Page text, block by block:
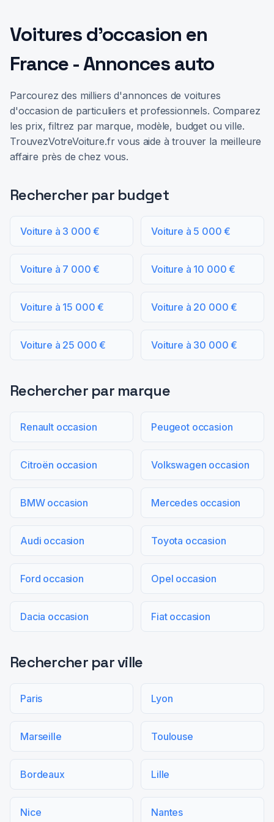
Voitures d'occasion en
France - Annonces auto
Parcourez des milliers d'annonces de voitures
d'occasion de particuliers et professionnels. Comparez
les prix, filtrez par marque, modèle, budget ou ville.
TrouvezVotreVoiture.fr vous aide à trouver la meilleure
affaire près de chez vous.
Rechercher par budget
Voiture à 3 000 € Voiture à 5 000 €
Voiture à 7 000 € Voiture à 10 000 €
Voiture à 15 000 € Voiture à 20 000 €
Voiture à 25 000 € Voiture à 30 000 €
Rechercher par marque
Renault occasion Peugeot occasion
Citroën occasion Volkswagen occasion
BMW occasion Mercedes occasion
Audi occasion Toyota occasion
Ford occasion Opel occasion
Dacia occasion Fiat occasion
Rechercher par ville
Paris Lyon
Marseille Toulouse
Bordeaux Lille
Nice Nantes